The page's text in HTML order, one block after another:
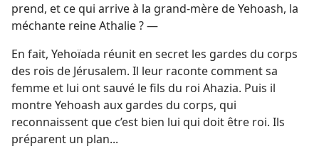
prend, et ce qui arrive à la grand-mère de Yehoash, la
méchante reine Athalie ? —
En fait, Yehoïada réunit en secret les gardes du corps
des rois de Jérusalem. Il leur raconte comment sa
femme et lui ont sauvé le fils du roi Ahazia. Puis il
montre Yehoash aux gardes du corps, qui
reconnaissent que c’est bien lui qui doit être roi. Ils
préparent un plan...